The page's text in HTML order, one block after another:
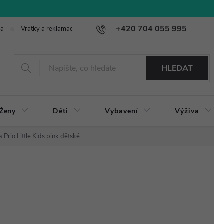
+420 704 055 995
Vratky a reklamace
HLEDAT
Ženy Děti Vybavení Výživa
Prio Little Kids pink dětské